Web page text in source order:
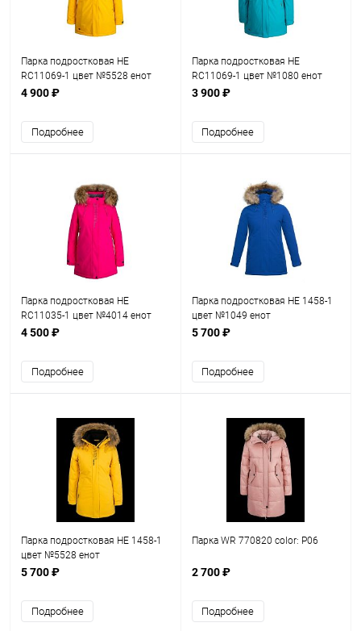
Парка подростковая HE
RC11069-1 цвет №5528 енот
4 900 ₽
Подробнее
Парка подростковая HE
RC11069-1 цвет №1080 енот
3 900 ₽
Подробнее
Парка подростковая HE
RC11035-1 цвет №4014 енот
4 500 ₽
Подробнее
Парка подростковая HE 1458-1
цвет №1049 енот
5 700 ₽
Подробнее
Парка подростковая HE 1458-1
цвет №5528 енот
5 700 ₽
Подробнее
Парка WR 770820 color: P06
2 700 ₽
Подробнее